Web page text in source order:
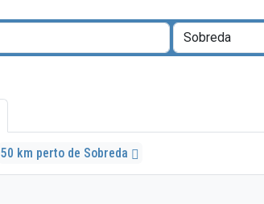
50 km perto de Sobreda